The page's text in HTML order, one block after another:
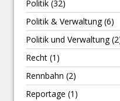
Politik (32)
Politik & Verwaltung(6)
Politik und Verwaltung
Recht (1)
Rennbahn (2)
Reportage (1)